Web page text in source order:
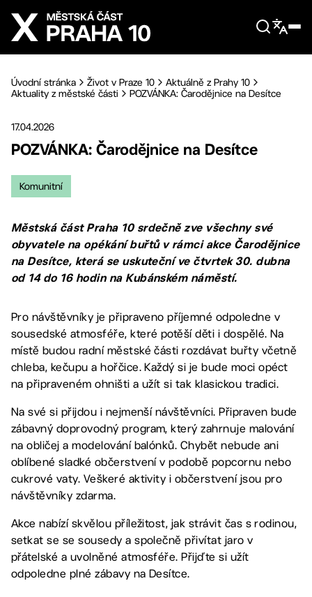
Přejít na hlavní obsah
Úvodní stránka Život v Praze 10
Aktuálně z Prahy 10
Aktuality z městské části
POZVÁNKA: Čarodějnice na Desítce
17.04.2026
POZVÁNKA: Čarodějnice na Desítce
Komunitní
Městská část Praha 10 srdečně zve všechny své
obyvatele na opékání buřtů v rámci akce Čarodějnice
na Desítce, která se uskuteční ve čtvrtek 30. dubna
od 14 do 16 hodin na Kubánském náměstí.
Pro návštěvníky je připraveno příjemné odpoledne v
sousedské atmosféře, které potěší děti i dospělé. Na
místě budou radní městské části rozdávat buřty včetně
chleba, kečupu a hořčice. Každý si je bude moci opéct
na připraveném ohništi a užít si tak klasickou tradici.
Na své si přijdou i nejmenší návštěvníci. Připraven bude
zábavný doprovodný program, který zahrnuje malování
na obličej a modelování balónků. Chybět nebude ani
oblíbené sladké občerstvení v podobě popcornu nebo
cukrové vaty. Veškeré aktivity i občerstvení jsou pro
návštěvníky zdarma.
Akce nabízí skvělou příležitost, jak strávit čas s rodinou,
setkat se se sousedy a společně přivítat jaro v
přátelské a uvolněné atmosféře. Přijďte si užít
odpoledne plné zábavy na Desítce.